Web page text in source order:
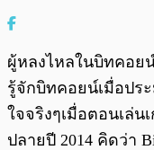
ผู้หลงไหลในบิทคอยน์
รู้จักบิทคอยน์เมื่อปร
ใจจริงๆเมื่อตอนเล่น
ปลายปี 2014 คิดว่า